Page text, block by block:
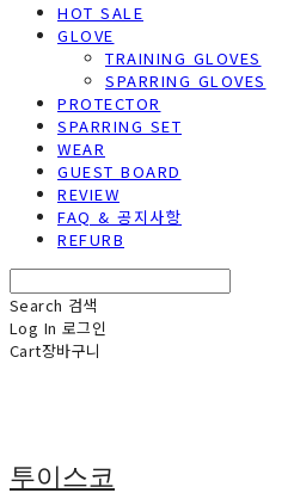
HOT SALE
GLOVE
TRAINING GLOVES
SPARRING GLOVES
PROTECTOR
SPARRING SET
WEAR
GUEST BOARD
REVIEW
FAQ & 공지사항
REFURB
Search 검색
Log In 로그인
Cart장바구니
투이스코